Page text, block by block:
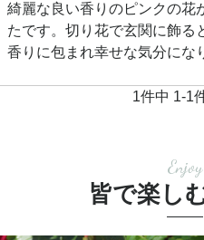
綺麗な良い香りのピンクの花
たです。切り花で玄関に飾る
香りに包まれ幸せな気分にな
1件中 1-1
Enjoy
皆で楽し